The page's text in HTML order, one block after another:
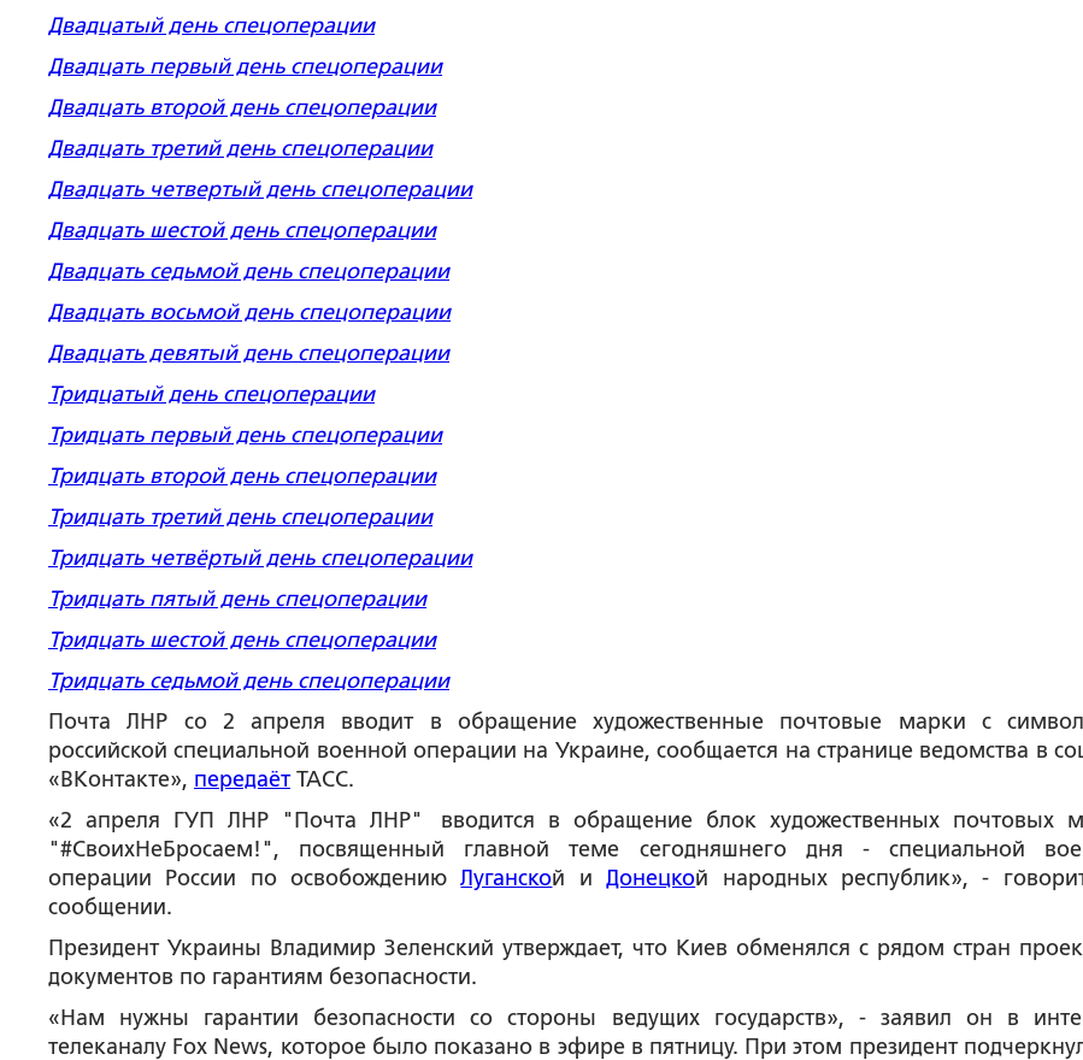
Двадцатый день спецоперации
Двадцать первый день спецоперации
Двадцать второй день спецоперации
Двадцать третий день спецоперации
Двадцать четвертый день спецоперации
Двадцать шестой день спецоперации
Двадцать седьмой день спецоперации
Двадцать восьмой день спецоперации
Двадцать девятый день спецоперации
Тридцатый день спецоперации
Тридцать первый день спецоперации
Тридцать второй день спецоперации
Тридцать третий день спецоперации
Тридцать четвёртый день спецоперации
Тридцать пятый день спецоперации
Тридцать шестой день спецоперации
Тридцать седьмой день спецоперации
Почта ЛНР со 2 апреля вводит в обращение художественные почтовые марки с
российской специальной военной операции на Украине, сообщается на странице ведомства в
«ВКонтакте», передаётТАСС.
«2 апреля ГУП ЛНР "Почта ЛНР" вводится в обращение блок художественных почтовых
"#СвоихНеБросаем!", посвященный главной теме сегодняшнего дня - специальной
операции России по освобождениюЛуганской иДонецкой народных республик», -
сообщении.
Президент Украины Владимир Зеленский утверждает, что Киев обменялся с рядом стран
документов по гарантиям безопасности.
«Нам нужны гарантии безопасности со стороны ведущих государств», - заявил он в
телеканалу Fox News, которое было показано в эфире в пятницу. При этом президент